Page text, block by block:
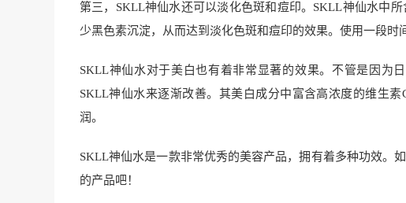
第三，SKLL神仙水还可以淡化色斑和痘印。SKLL神仙水中
少黑色素沉淀，从而达到淡化色斑和痘印的效果。使用一段时
SKLL神仙水对于美白也有着非常显著的效果。不管是因为
SKLL神仙水来逐渐改善。其美白成分中富含高浓度的维生
润。
SKLL神仙水是一款非常优秀的美容产品，拥有着多种功效。
的产品吧！